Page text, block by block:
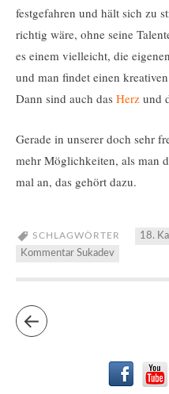
festgefahren und hält sich zu
richtig wäre, ohne seine
es einem vielleicht, die
und man findet einen
Dann sind auch das Herz und
Gerade in unserer doch sehr
mehr Möglichkeiten, als man
mal an, das gehört dazu.
SCHLAGWÖRTER
18.
Kommentar Sukadev